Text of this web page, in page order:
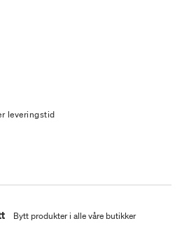
leveringstid
Bytt produkter i alle våre butikker